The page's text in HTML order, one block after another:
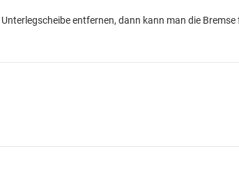
entfernen, dann kann man die Bremse